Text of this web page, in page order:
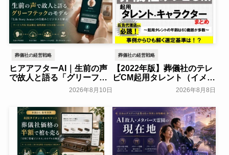
葬儀社の経営戦略
ヒアアフターAI｜生前の声
で故人と語る「グリーフテ
ック」のモデルを解説2026年8月10日
葬儀社の経営戦略
【2022年版】葬儀社のテレ
ビCM起用タレント（イメー
ジキャラクター）まとめ
2026年8月8日